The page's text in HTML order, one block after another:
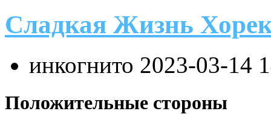
Сладкая Жизнь
инкогнито 2023-03-14
Положительные стороны